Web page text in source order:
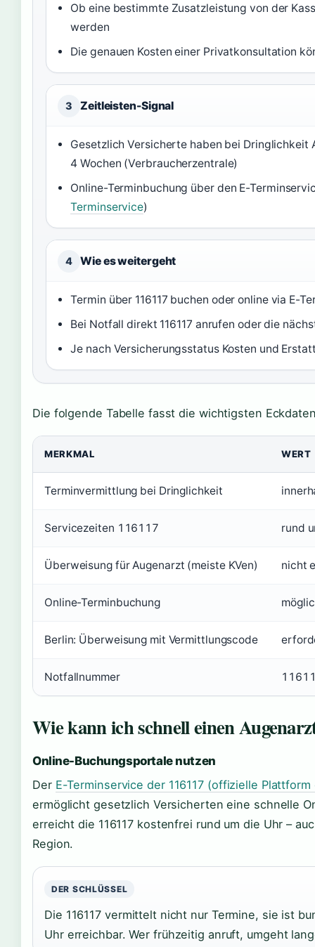
Ob eine bestimmte Zusatzleistung von der
werden
Die genauen Kosten einer Privatkonsultation
3 Zeitleisten-Signal
Gesetzlich Versicherte haben bei Dringlichkeit
4 Wochen (Verbraucherzentrale)
Online-Terminbuchung über den E-
Terminservice)
4 Wie es weitergeht
Termin über 116117 buchen oder online via E-
Bei Notfall direkt 116117 anrufen oder die
Je nach Versicherungsstatus Kosten und
Die folgende Tabelle fasst die wichtigsten
Wichtige Kennzahlen und Anlaufstellen zum
MERKMAL WERT
Terminvermittlung bei Dringlichkeit
Servicezeiten 116117 rund
Überweisung für Augenarzt (meiste KVen) nicht
Online-Terminbuchung
Berlin: Überweisung mit Vermittlungscode
Notfallnummer
Wie kann ich schnell einen
Online-Buchungsportale nutzen
Der E-Terminservice der 116117 (offizielle
ermöglicht gesetzlich Versicherten eine schnelle
erreicht die 116117 kostenfrei rund um die Uhr –
Region.
DER SCHLÜSSEL
Die 116117 vermittelt nicht nur Termine, sie ist
Uhr erreichbar. Wer frühzeitig anruft, umgeht